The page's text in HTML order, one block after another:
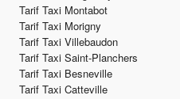
Tarif Taxi Montabot
Tarif Taxi Morigny
Tarif Taxi Villebaudon
Tarif Taxi Saint-Planchers
Tarif Taxi Besneville
Tarif Taxi Catteville